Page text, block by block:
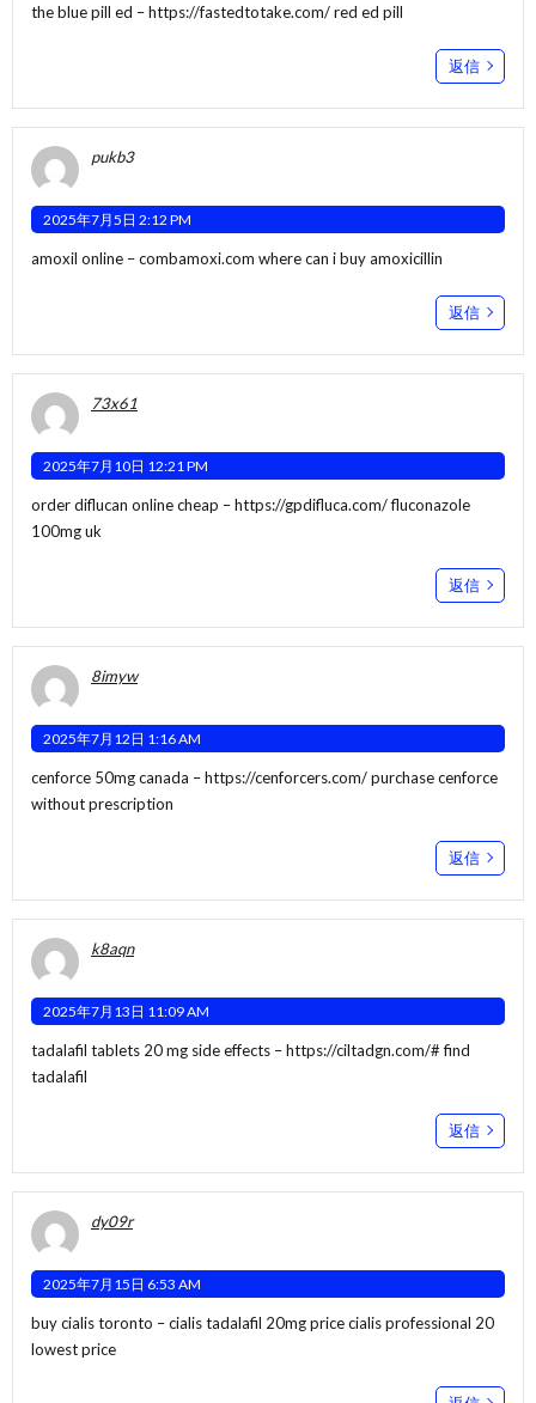
the blue pill ed –https://fastedtotake.com/red ed pill
返信
pukb3
2025年7月5日 2:12 PM
amoxil online –combamoxi.com where can i buy amoxicillin
返信
73x61
2025年7月10日 12:21 PM
order diflucan online cheap –https://gpdifluca.com/fluconazole
100mg uk
返信
8imyw
2025年7月12日 1:16 AM
cenforce 50mg canada –https://cenforcers.com/purchase cenforce
without prescription
返信
k8aqn
2025年7月13日 11:09 AM
tadalafil tablets 20 mg side effects –https://ciltadgn.com/#find
tadalafil
返信
dy09r
2025年7月15日 6:53 AM
buy cialis toronto –cialis tadalafil 20mg pricecialis professional 20
lowest price